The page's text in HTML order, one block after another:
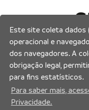
Este site coleta dados
operacional e
dos navegadores. A
obrigação legal,
para fins estatísticos.
Para saber mais,
Privacidade.